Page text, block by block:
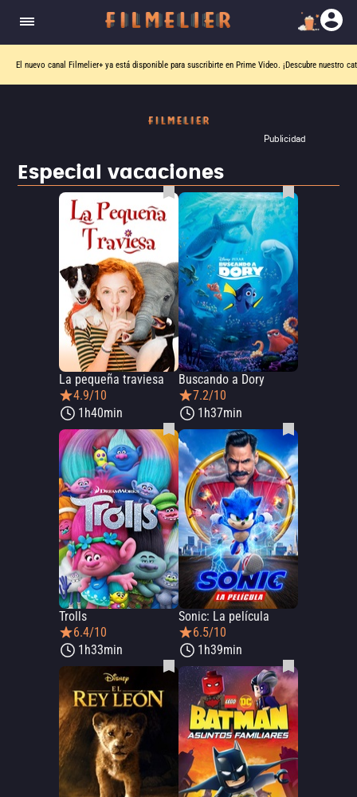
El nuevo canal Filmelier+ ya está disponible para suscribirte en Prime Video. ¡Descubre nuestro
Publicidad
Especial vacaciones
La pequeña traviesa
4.9/10
1h40min
Buscando a Dory
7.2/10
1h37min
Trolls
6.4/10
1h33min
Sonic: La película
6.5/10
1h39min